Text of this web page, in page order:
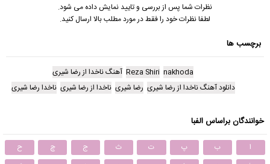
نظرات شما پس از بررسی و تایید نمایش داده می شود.
لطفا نظرات خود را فقط در مورد مطلب بالا ارسال کنید.
برچسب ها
nakhoda
Reza Shiri آهنگ ناخدا از رضا شیری
دانلود آهنگ ناخدا از رضا شیری رضا شیری ناخدا از رضا شیری ناخدا رضا شیری
خوانندگان براساس الفبا
ا ب پ ت ث ج چ
ح